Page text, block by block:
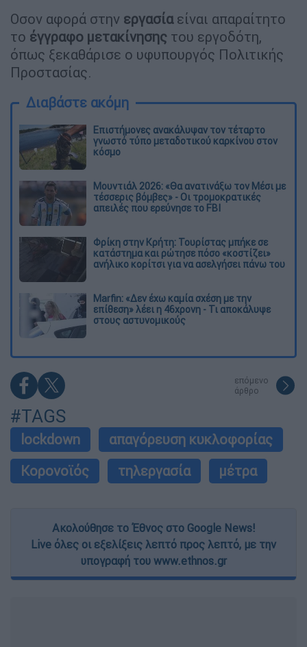
Οσον αφορά στην εργασία είναι απαραίτητο
το έγγραφο μετακίνησης του εργοδότη,
όπως ξεκαθάρισε ο υφυπουργός Πολιτικής
Προστασίας.
Διαβάστε ακόμη
Επιστήμονες ανακάλυψαν τον τέταρτο
γνωστό τύπο μεταδοτικού καρκίνου στον
κόσμο
Μουντιάλ 2026: «Θα ανατινάξω τον Μέσι με
τέσσερις βόμβες» - Οι τρομοκρατικές
απειλές που ερεύνησε το FBI
Φρίκη στην Κρήτη: Τουρίστας μπήκε σε
κατάστημα και ρώτησε πόσο «κοστίζει»
ανήλικο κορίτσι για να ασελγήσει πάνω του
Marfin: «Δεν έχω καμία σχέση με την
επίθεση» λέει η 46χρονη - Τι αποκάλυψε
στους αστυνομικούς
επόμενο
άρθρο
#TAGS
lockdown
απαγόρευση κυκλοφορίας
Κορονοϊός
τηλεργασία μέτρα
Ακολούθησε το Έθνος στο Google News!
Live όλες οι εξελίξεις λεπτό προς λεπτό, με την
υπογραφή του www.ethnos.gr